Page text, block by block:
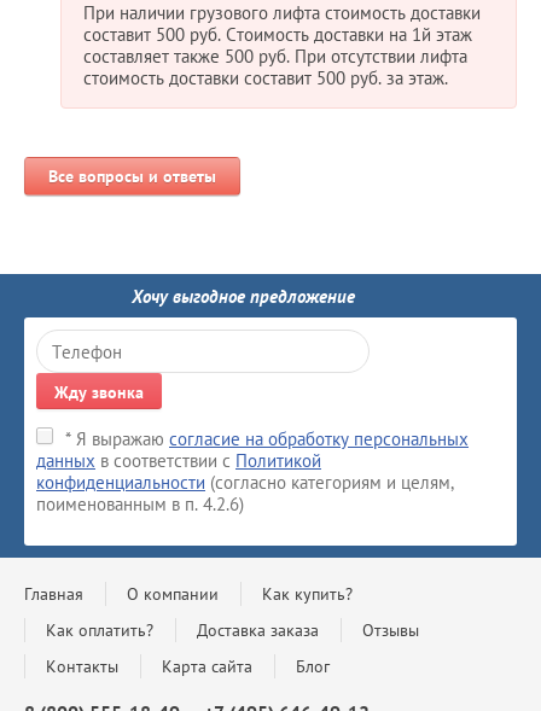
При наличии грузового лифта стоимость доставки
составит 500 руб. Стоимость доставки на 1й этаж
составляет также 500 руб. При отсутствии лифта
стоимость доставки составит 500 руб. за этаж.
Все вопросы и ответы
Хочу выгодное предложение
* Я выражаю согласие на обработку персональных
данных в соответствии с Политикой
конфиденциальности (согласно категориям и целям,
поименованным в п. 4.2.6)
Жду звонка
Главная О компании
Как купить?
Как оплатить?
Доставка заказа
Отзывы
Контакты
Карта сайта Блог